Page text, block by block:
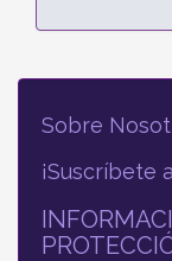
Sobre
¡Suscríbete